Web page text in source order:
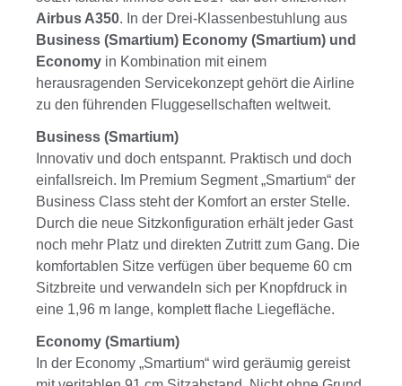
Airbus A350. In der Drei-Klassenbestuhlung aus
Business (Smartium) Economy (Smartium) und
Economy in Kombination mit einem
herausragenden Servicekonzept gehört die Airline
zu den führenden Fluggesellschaften weltweit.
Business (Smartium)
Innovativ und doch entspannt. Praktisch und doch
einfallsreich. Im Premium Segment „Smartium“ der
Business Class steht der Komfort an erster Stelle.
Durch die neue Sitzkonfiguration erhält jeder Gast
noch mehr Platz und direkten Zutritt zum Gang. Die
komfortablen Sitze verfügen über bequeme 60 cm
Sitzbreite und verwandeln sich per Knopfdruck in
eine 1,96 m lange, komplett flache Liegefläche.
Economy (Smartium)
In der Economy „Smartium“ wird geräumig gereist